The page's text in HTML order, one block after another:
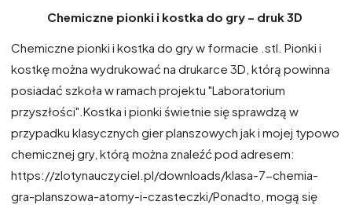
Chemiczne pionki i kostka do gry – druk 3D
Chemiczne pionki i kostka do gry w formacie .stl. Pionki i
kostkę można wydrukować na drukarce 3D, którą powinna
posiadać szkoła w ramach projektu "Laboratorium
przyszłości".​ Kostka i pionki świetnie się sprawdzą w
przypadku klasycznych gier planszowych jak i mojej typowo
chemicznej gry, którą można znaleźć pod adresem:​
https://zlotynauczyciel.pl/downloads/klasa-7-chemia-
gra-planszowa-atomy-i-czasteczki/​ Ponadto, mogą się